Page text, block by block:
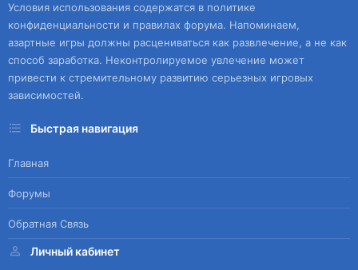
Условия использования содержатся в политике
конфиденциальности и правилах форума. Напоминаем,
азартные игры должны расцениваться как развлечение, а не как
способ заработка. Неконтролируемое увлечение может
привести к стремительному развитию серьезных игровых
зависимостей.
Быстрая навигация
Главная
Форумы
Обратная Связь
Личный кабинет